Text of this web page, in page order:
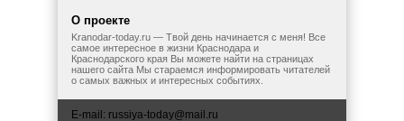
О проекте
Kranodar-today.ru — Твой день начинается с меня! Все
самое интересное в жизни Краснодара и
Краснодарского края Вы можете найти на страницах
нашего сайта Мы стараемся информировать читателей
о самых важных и интересных событиях.
E-mail: russiya-today@mail.ru